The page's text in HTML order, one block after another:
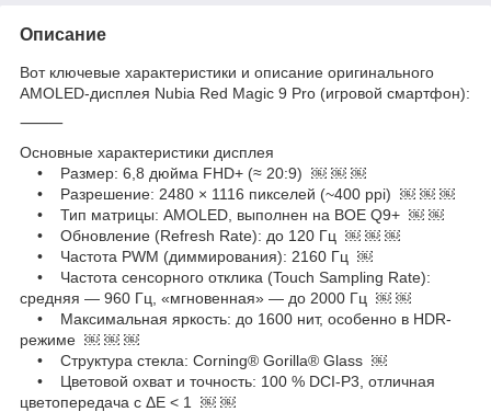
Описание
Вот ключевые характеристики и описание оригинального
AMOLED-дисплея Nubia Red Magic 9 Pro (игровой смартфон):
⸻
Основные характеристики дисплея
• Размер: 6,8 дюйма FHD+ (≈ 20:9) ￼ ￼ ￼
• Разрешение: 2480 × 1116 пикселей (~400 ppi) ￼ ￼ ￼
• Тип матрицы: AMOLED, выполнен на BOE Q9+ ￼ ￼
• Обновление (Refresh Rate): до 120 Гц ￼ ￼ ￼
• Частота PWM (диммирования): 2160 Гц ￼
• Частота сенсорного отклика (Touch Sampling Rate):
средняя — 960 Гц, «мгновенная» — до 2000 Гц ￼ ￼
• Максимальная яркость: до 1600 нит, особенно в HDR-
режиме ￼ ￼ ￼
• Структура стекла: Corning® Gorilla® Glass ￼
• Цветовой охват и точность: 100 % DCI-P3, отличная
цветопередача с ΔE < 1 ￼ ￼